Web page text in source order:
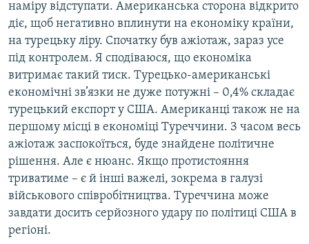
наміру відступати. Американська сторона відкрито
діє, щоб негативно вплинути на економіку країни,
на турецьку ліру. Спочатку був ажіотаж, зараз усе
під контролем. Я сподіваюся, що економіка
витримає такий тиск. Турецько-американські
економічні зв’язки не дуже потужні – 0,4% складає
турецький експорт у США. Американці також не на
першому місці в економіці Туреччини. З часом весь
ажіотаж заспокоїться, буде знайдене політичне
рішення. Але є нюанс. Якщо протистояння
триватиме – є й інші важелі, зокрема в галузі
військового співробітництва. Туреччина може
завдати досить серйозного удару по політиці США в
регіоні.